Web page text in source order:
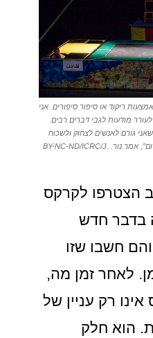
ריקוד או סיפור סיפורים. אני
מודעות לגבי דברים רבים
גורם לאנשים לצחוק ולשכוח
מהקשיים שהם מתמודדים עמם מידי יום”, אמר נור. BY-NC-ND/ICRC/J.
הצטרפו לקרקס
בדבר חדש
חשבו שזו
לאחר זמן מה,
רק עניין של
הוא חלק